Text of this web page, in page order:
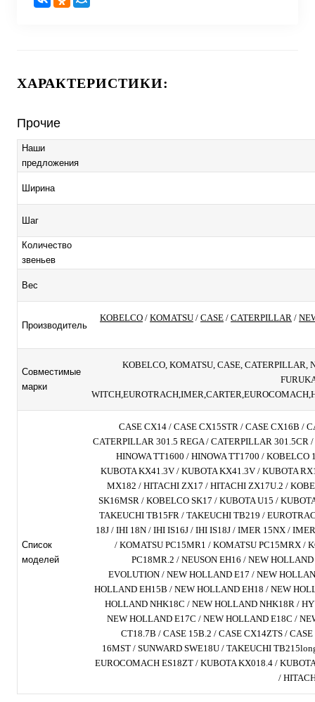
ХАРАКТЕРИСТИКИ:
Прочие
Наши
предложения
Ширина
Шаг
Количество
звеньев
Вес
Производитель
KOBELCO / KOMATSU / CASE / CATERPILLAR /
Совместимые
марки
KOBELCO, KOMATSU, CASE, CATERPILLAR,
Список
моделей
CASE CX14 / CASE CX15STR / CASE CX16B /
CATERPILLAR 301.5 REGA / CATERPILLAR
HINOWA TT1600 / HINOWA TT1700 /
KUBOTA KX41.3V / KUBOTA KX41.3V / KUBOTA
MX182 / HITACHI ZX17 / HITACHI ZX17U.2 /
SK16MSR / KOBELCO SK17 / KUBOTA U15 /
TAKEUCHI TB15FR / TAKEUCHI TB219 /
18J / IHI 18N / IHI IS16J / IHI IS18J / IMER 15NX /
/ KOMATSU PC15MR1 / KOMATSU PC15MRX /
PC18MR.2 / NEUSON EH16 / NEW
EVOLUTION / NEW HOLLAND E17 / NEW
HOLLAND EH15B / NEW HOLLAND EH18 / NEW
HOLLAND NHK18C / NEW HOLLAND NHK18R /
NEW HOLLAND E17C / NEW HOLLAND E18C /
CT18.7B / CASE 15B.2 / CASE CX14ZTS /
16MST / SUNWARD SWE18U / TAKEUCHI
EUROCOMACH ES18ZT / KUBOTA KX018.4 /
/